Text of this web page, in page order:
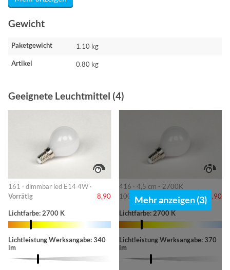
Gewicht
Paketgewicht 1.10 kg
Artikel 0.80 kg
Geeignete Leuchtmittel (4)
161 · dimmbar led E14 4W ·
Vorrätig
8,90
Lichtfarbe: 2700 K
Lichtleistung Werksangabe: 340
lm
416 · 4,5 cm - 2700K
100/240/430lm ·
Vorrätig 8,90
Lichtfarbe: 2700 K
Lichtleistung Werksangabe: 370
lm
Mehr anzeigen (3)